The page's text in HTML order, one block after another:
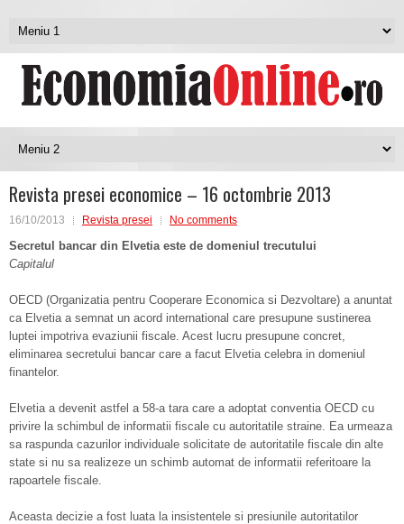
Revista presei economice – 16 octombrie 2013
16/10/2013 Revista presei No comments
Secretul bancar din Elvetia este de domeniul trecutului
Capitalul
OECD (Organizatia pentru Cooperare Economica si Dezvoltare) a anuntat
ca Elvetia a semnat un acord international care presupune sustinerea
luptei impotriva evaziunii fiscale. Acest lucru presupune concret,
eliminarea secretului bancar care a facut Elvetia celebra in domeniul
finantelor.
Elvetia a devenit astfel a 58-a tara care a adoptat conventia OECD cu
privire la schimbul de informatii fiscale cu autoritatile straine. Ea urmeaza
sa raspunda cazurilor individuale solicitate de autoritatile fiscale din alte
state si nu sa realizeze un schimb automat de informatii referitoare la
rapoartele fiscale.
Aceasta decizie a fost luata la insistentele si presiunile autoritatilor